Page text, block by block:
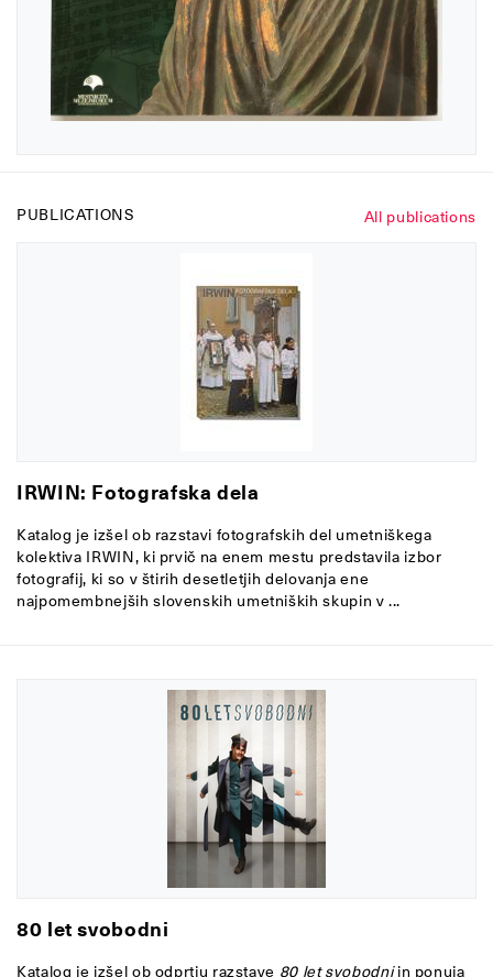
All publications
PUBLICATIONS
IRWIN: Fotografska dela
Katalog je izšel ob razstavi fotografskih del umetniškega
kolektiva IRWIN, ki prvič na enem mestu predstavila izbor
fotografij, ki so v štirih desetletjih delovanja ene
najpomembnejših slovenskih umetniških skupin v ...
80 let svobodni
Katalog je izšel ob odprtju razstave 80 let svobodni in ponuja